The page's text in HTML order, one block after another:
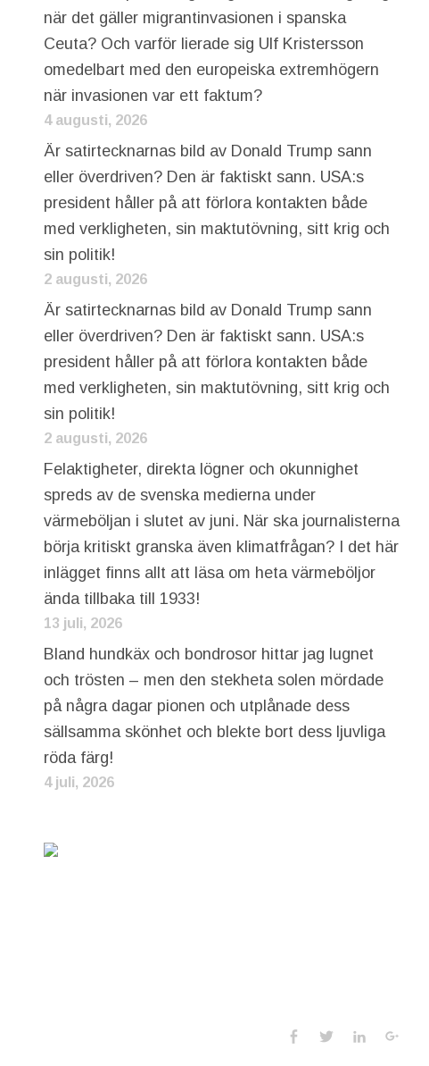
när det gäller migrantinvasionen i spanska
Ceuta? Och varför lierade sig Ulf Kristersson
omedelbart med den europeiska extremhögern
när invasionen var ett faktum?
4 augusti, 2026
Är satirtecknarnas bild av Donald Trump sann
eller överdriven? Den är faktiskt sann. USA:s
president håller på att förlora kontakten både
med verkligheten, sin maktutövning, sitt krig och
sin politik!
2 augusti, 2026
Är satirtecknarnas bild av Donald Trump sann
eller överdriven? Den är faktiskt sann. USA:s
president håller på att förlora kontakten både
med verkligheten, sin maktutövning, sitt krig och
sin politik!
2 augusti, 2026
Felaktigheter, direkta lögner och okunnighet
spreds av de svenska medierna under
värmeböljan i slutet av juni. När ska journalisterna
börja kritiskt granska även klimatfrågan? I det här
inlägget finns allt att läsa om heta värmeböljor
ända tillbaka till 1933!
13 juli, 2026
Bland hundkäx och bondrosor hittar jag lugnet
och trösten – men den stekheta solen mördade
på några dagar pionen och utplånade dess
sällsamma skönhet och blekte bort dess ljuvliga
röda färg!
4 juli, 2026
Social
Facebook
TwitterLinkedIn